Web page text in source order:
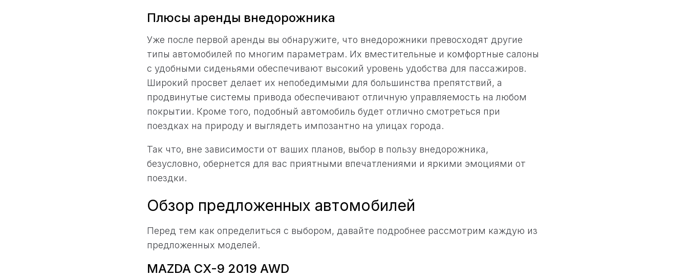
Плюсы аренды внедорожника
Уже после первой аренды вы обнаружите, что внедорожники превосходят другие
типы автомобилей по многим параметрам. Их вместительные и комфортные салоны
с удобными сиденьями обеспечивают высокий уровень удобства для пассажиров.
Широкий просвет делает их непобедимыми для большинства препятствий, а
продвинутые системы привода обеспечивают отличную управляемость на любом
покрытии. Кроме того, подобный автомобиль будет отлично смотреться при
поездках на природу и выглядеть импозантно на улицах города.
Так что, вне зависимости от ваших планов, выбор в пользу внедорожника,
безусловно, обернется для вас приятными впечатлениями и яркими эмоциями от
поездки.
Обзор предложенных автомобилей
Перед тем как определиться с выбором, давайте подробнее рассмотрим каждую из
предложенных моделей.
MAZDA CX-9 2019 AWD